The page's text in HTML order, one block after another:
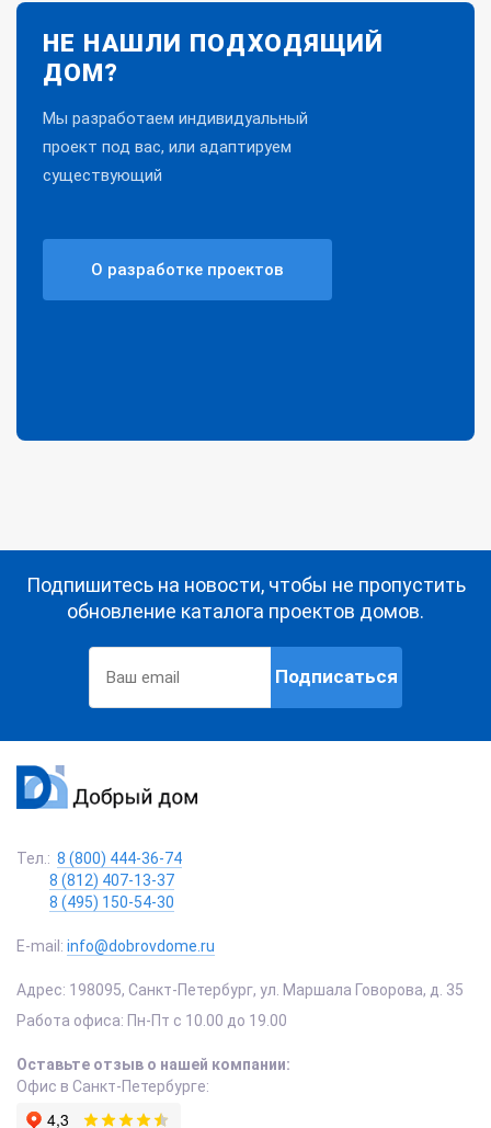
НЕ НАШЛИ ПОДХОДЯЩИЙ
ДОМ?
Мы разработаем индивидуальный
проект под вас, или адаптируем
существующий
О разработке проектов
Подпишитесь на новости, чтобы не пропустить
обновление каталога проектов домов.
Подписаться
Тел.: 8 (800) 444-36-74
8 (812) 407-13-37
8 (495) 150-54-30
E-mail: info@dobrovdome.ru
Адрес: 198095, Санкт-Петербург, ул. Маршала Говорова, д. 35
Работа офиса: Пн-Пт с 10.00 до 19.00
Оставьте отзыв о нашей компании:
Офис в Санкт-Петербурге: